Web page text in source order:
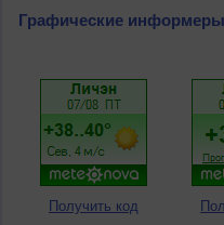
Графические информеры
Получить код